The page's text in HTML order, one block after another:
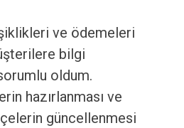
ve ödemeleri
bilgi
oldum.
hazırlanması ve
güncellenmesi